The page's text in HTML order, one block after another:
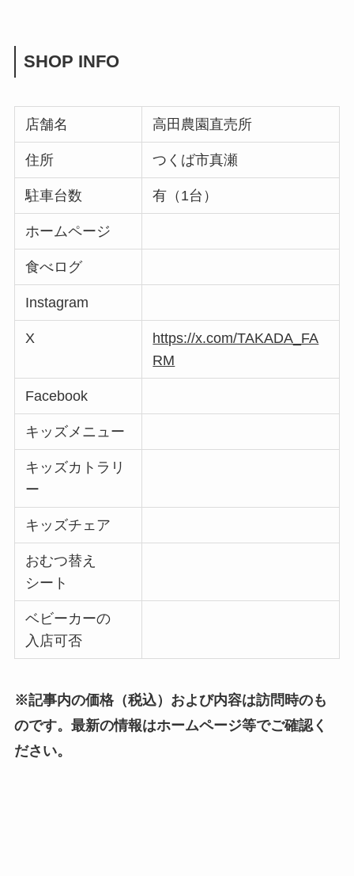
SHOP INFO
店舗名 高田農園直売所
住所 つくば市真瀬
駐車台数 有（1台）
ホームページ
食べログ
Instagram
X
https://x.com/TAKADA_FA
RM
Facebook
キッズメニュー
キッズカトラリ
ー
キッズチェア
おむつ替え
シート
ベビーカーの
入店可否
※記事内の価格（税込）および内容は訪問時のも
のです。最新の情報はホームページ等でご確認く
ださい。